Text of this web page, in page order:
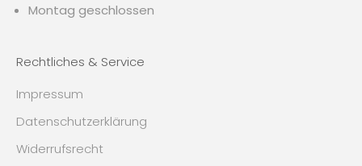
Montag geschlossen
Rechtliches & Service
Impressum
Datenschutzerklärung
Widerrufsrecht